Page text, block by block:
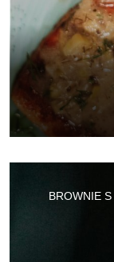
BROWNIE